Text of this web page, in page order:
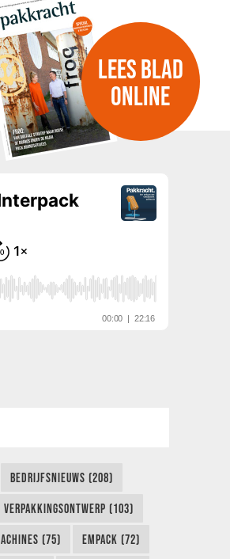
LEES BLAD
ONLINE
BEDRIJFSNIEUWS (208)
VERPAKKINGSONTWERP (103)
(75) EMPACK (72)